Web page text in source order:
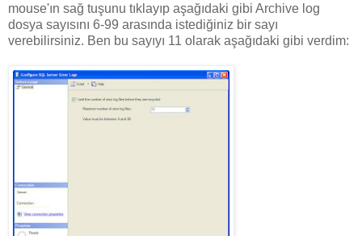
mouse'ın sağ tuşunu tıklayıp aşağıdaki gibi Archive log
dosya sayısını 6-99 arasında istediğiniz bir sayı
verebilirsiniz. Ben bu sayıyı 11 olarak aşağıdaki gibi verdim: